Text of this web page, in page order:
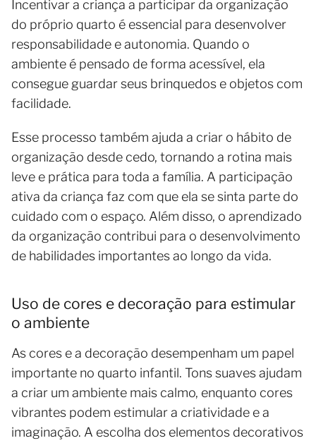
Incentivar a criança a participar da organização
do próprio quarto é essencial para desenvolver
responsabilidade e autonomia. Quando o
ambiente é pensado de forma acessível, ela
consegue guardar seus brinquedos e objetos com
facilidade.
Esse processo também ajuda a criar o hábito de
organização desde cedo, tornando a rotina mais
leve e prática para toda a família. A participação
ativa da criança faz com que ela se sinta parte do
cuidado com o espaço. Além disso, o aprendizado
da organização contribui para o desenvolvimento
de habilidades importantes ao longo da vida.
Uso de cores e decoração para estimular
o ambiente
As cores e a decoração desempenham um papel
importante no quarto infantil. Tons suaves ajudam
a criar um ambiente mais calmo, enquanto cores
vibrantes podem estimular a criatividade e a
imaginação. A escolha dos elementos decorativos